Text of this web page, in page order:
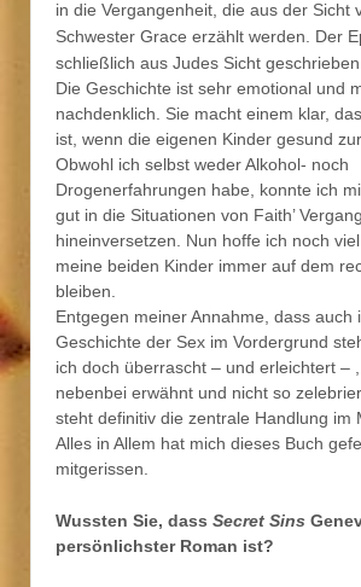
in die Vergangenheit, die aus der Sicht
Schwester Grace erzählt werden. Der
schließlich aus Judes Sicht geschrieben.
Die Geschichte ist sehr emotional und
nachdenklich. Sie macht einem klar,
ist, wenn die eigenen Kinder gesund
Obwohl ich selbst weder Alkohol- noch
Drogenerfahrungen habe, konnte ich
gut in die Situationen von Faith’
hineinversetzen. Nun hoffe ich noch
meine beiden Kinder immer auf dem
bleiben.
Entgegen meiner Annahme, dass auch
Geschichte der Sex im Vordergrund
ich doch überrascht – und erleichtert –
nebenbei erwähnt und nicht so
steht definitiv die zentrale Handlung im
Alles in Allem hat mich dieses Buch
mitgerissen.
Wussten Sie, dass Secret Sins
persönlichster Roman ist?